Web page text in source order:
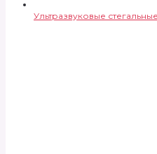
Ультразвуковые